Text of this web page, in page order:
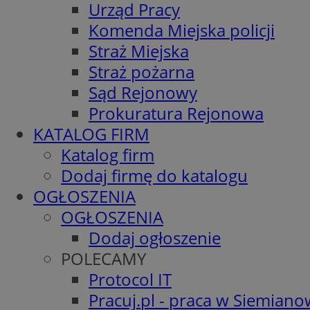
Urząd Pracy
Komenda Miejska policji
Straż Miejska
Straż pożarna
Sąd Rejonowy
Prokuratura Rejonowa
KATALOG FIRM
Katalog firm
Dodaj firmę do katalogu
OGŁOSZENIA
OGŁOSZENIA
Dodaj ogłoszenie
POLECAMY
Protocol IT
Pracuj.pl - praca w